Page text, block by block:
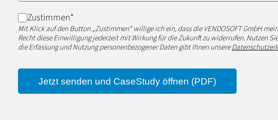
Zustimmen*
Mit Klick auf den Button „Zustimmen“ willige ich ein, dass die VENDOSOFT GmbH
Recht diese Einwilligung jederzeit mit Wirkung für die Zukunft zu widerrufen. Nutzen
die Erfassung und Nutzung personenbezogener Daten gibt Ihnen unsere